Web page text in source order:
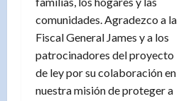
comunidades. Agradezco a la
Fiscal General James y a los
patrocinadores del proyecto
de ley por su colaboración en
nuestra misión de proteger a